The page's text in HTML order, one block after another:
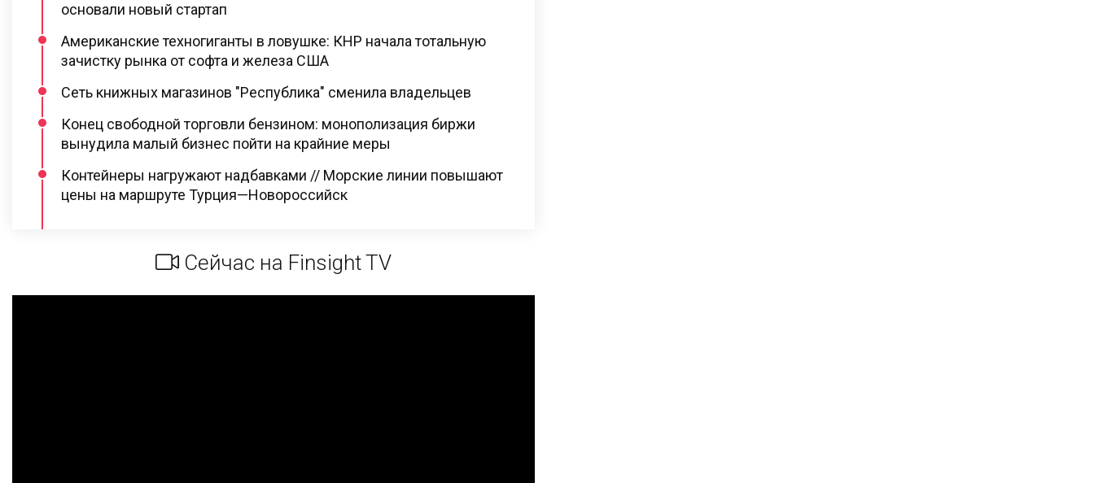
основали новый стартап
Американские техногиганты в ловушке: КНР начала тотальную
зачистку рынка от софта и железа США
Сеть книжных магазинов "Республика" сменила владельцев
Конец свободной торговли бензином: монополизация биржи
вынудила малый бизнес пойти на крайние меры
Контейнеры нагружают надбавками // Морские линии повышают
цены на маршруте Турция—Новороссийск
Сейчас на Finsight TV